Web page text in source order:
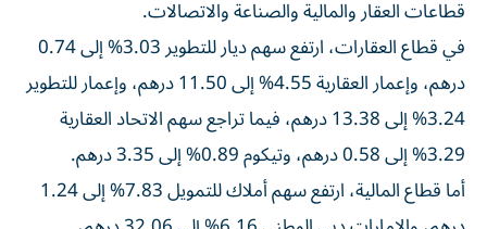
قطاعات العقار والمالية والصناعة والاتصالات.
في قطاع العقارات، ارتفع سهم ديار للتطوير 3.03% إلى 0.74
درهم، وإعمار العقارية 4.55% إلى 11.50 درهم، وإعمار للتطوير
3.24% إلى 13.38 درهم، فيما تراجع سهم الاتحاد العقارية
3.29% إلى 0.58 درهم، وتيكوم 0.89% إلى 3.35 درهم.
أما قطاع المالية، ارتفع سهم أملاك للتمويل 7.83% إلى 1.24